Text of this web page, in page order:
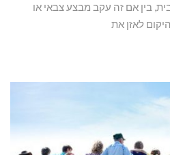
בין אם זה עקב מבצע צבאי או
לאזן את